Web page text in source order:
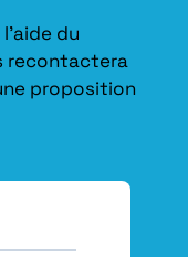
du
recontactera
proposition